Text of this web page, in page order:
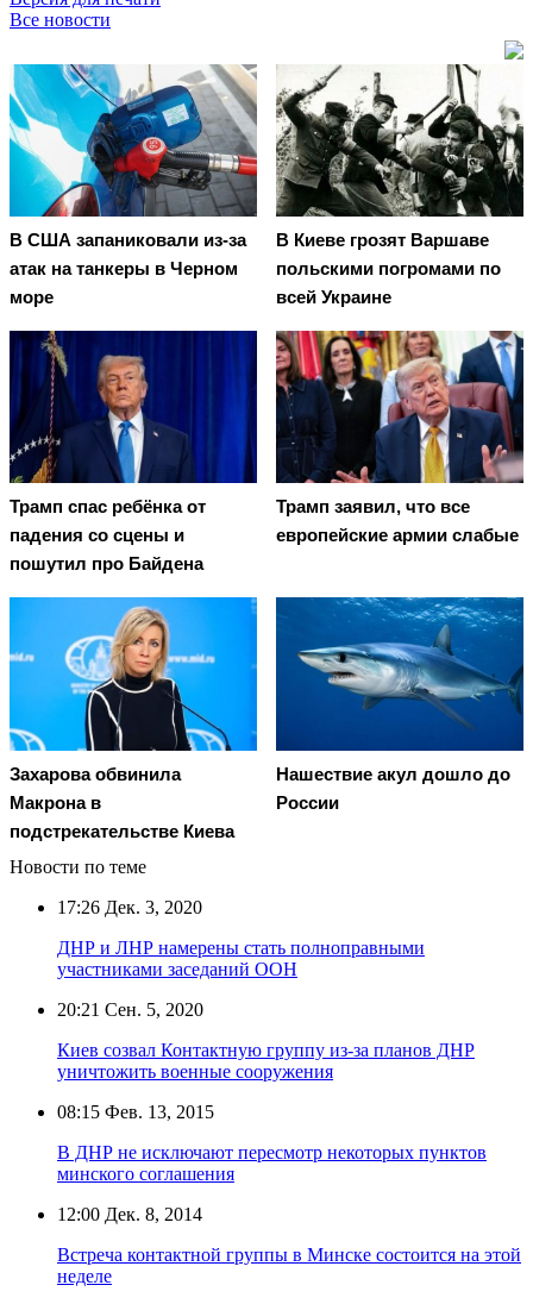
Все новости
В США запаниковали из-за
атак на танкеры в Черном
море
В Киеве грозят Варшаве
польскими погромами по
всей Украине
Трамп спас ребёнка от
падения со сцены и
пошутил про Байдена
Трамп заявил, что все
европейские армии слабые
Захарова обвинила
Макрона в
подстрекательстве Киева
Нашествие акул дошло до
России
Новости по теме
17:26 Дек. 3, 2020
ДНР и ЛНР намерены стать полноправными
участниками заседаний ООН
20:21 Сен. 5, 2020
Киев созвал Контактную группу из-за планов ДНР
уничтожить военные сооружения
08:15 Фев. 13, 2015
В ДНР не исключают пересмотр некоторых пунктов
минского соглашения
12:00 Дек. 8, 2014
Встреча контактной группы в Минске состоится на этой
неделе